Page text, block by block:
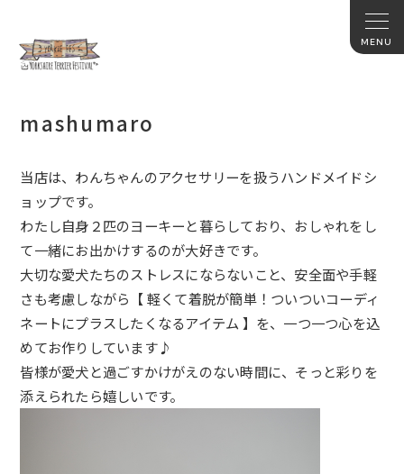
mashumaro
当店は、 わんちゃんのアクセサリーを扱うハンドメイドシ
ョップです。
わたし自身２匹のヨーキーと暮らしており、 おしゃれをし
て一緒にお出かけするのが大好きです。
大切な愛犬たちのストレスにならないこと、 安全面や手軽
さも考慮しながら【軽くて着脱が簡単！ ついついコーディ
ネートにプラスしたくなるアイテム 】を、一つ一つ心を込
めてお作りしています♪
皆様が愛犬と過ごすかけがえのない時間に、 そっと彩りを
添えられたら嬉しいです。